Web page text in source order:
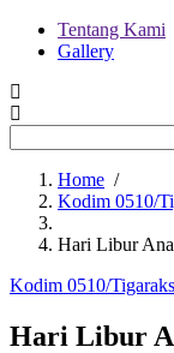
Menu
second
Tentang Kami
Gallery
Breadcrumb
Home /
Kodim 0510/
Hari Libur
Kodim 0510/
Hari Libur